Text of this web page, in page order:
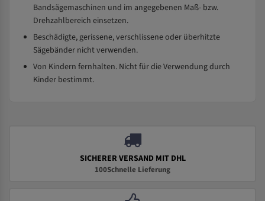
Bandsägemaschinen und im angegebenen Maß- bzw.
Drehzahlbereich einsetzen.
Beschädigte, gerissene, verschlissene oder überhitzte
Sägebänder nicht verwenden.
Von Kindern fernhalten. Nicht für die Verwendung durch
Kinder bestimmt.
SICHERER VERSAND MIT DHL
100Schnelle Lieferung